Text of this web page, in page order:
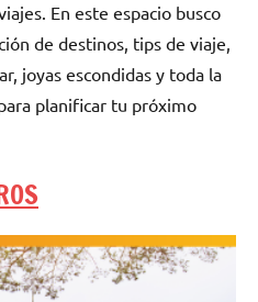
En este espacio busco
de destinos, tips de viaje,
joyas escondidas y toda la
planificar tu próximo